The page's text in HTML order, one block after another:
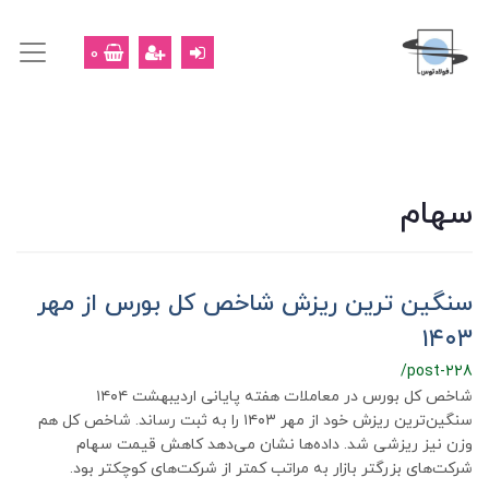
0
سهام
سنگین ترین ریزش شاخص کل بورس از مهر
۱۴۰۳
/post-228
شاخص کل بورس در معاملات هفته پایانی اردیبهشت ۱۴۰۴
سنگین‌ترین ریزش خود از مهر ۱۴۰۳ را به ثبت رساند. شاخص کل هم
وزن نیز ریزشی شد. داده‌ها نشان می‌دهد کاهش قیمت سهام
شرکت‌های بزرگتر بازار به مراتب کمتر از شرکت‌های کوچکتر بود.